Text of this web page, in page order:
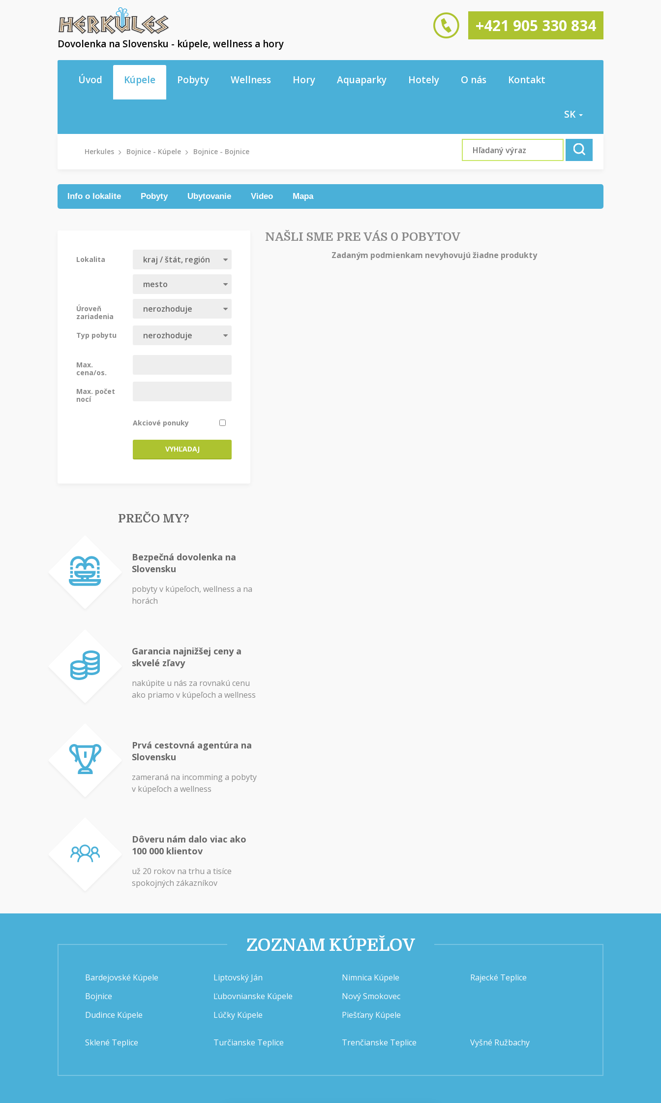
Dovolenka na Slovensku - kúpele, wellness a hory
+421 905 330 834
Úvod Kúpele Pobyty Wellness Hory Aquaparky Hotely O nás Kontakt
SK
Herkules Bojnice - Kúpele Bojnice - Bojnice
Info o lokalite Pobyty Ubytovanie Video Mapa
Lokalita
Úroveň
zariadenia
Typ pobytu
Max.
cena/os.
Max. počet
nocí
Akciové ponuky
VYHĽADAJ
PREČO MY?
Bezpečná dovolenka na
Slovensku
pobyty v kúpeľoch, wellness a na
horách
Garancia najnižšej ceny a
skvelé zľavy
nakúpite u nás za rovnakú cenu
ako priamo v kúpeľoch a wellness
Prvá cestovná agentúra na
Slovensku
zameraná na incomming a pobyty
v kúpeľoch a wellness
Dôveru nám dalo viac ako
100 000 klientov
už 20 rokov na trhu a tisíce
spokojných zákazníkov
NAŠLI SME PRE VÁS 0 POBYTOV
Zadaným podmienkam nevyhovujú žiadne produkty
ZOZNAM KÚPEĽOV
Bardejovské Kúpele
Bojnice
Dudince Kúpele
Liptovský Ján
Ľubovnianske Kúpele
Lúčky Kúpele
Nimnica Kúpele
Nový Smokovec
Piešťany Kúpele
Rajecké Teplice
Sklené Teplice Turčianske Teplice Trenčianske Teplice Vyšné Ružbachy